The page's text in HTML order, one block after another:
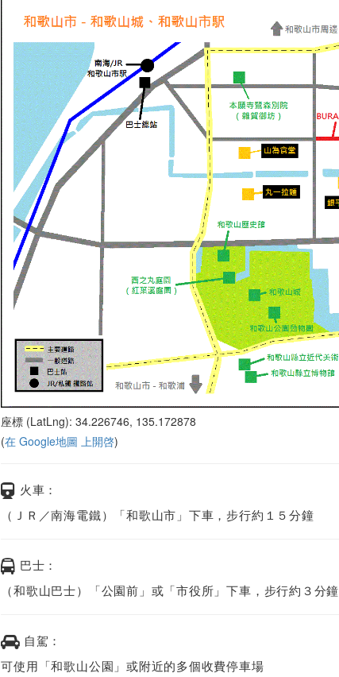
座標 (LatLng): 34.226746, 135.172878
(在 Google地圖 上開啓)
火車：
（ＪＲ／南海電鐵）「和歌山市」下車，步行約１５分鐘
巴士：
（和歌山巴士）「公園前」或「市役所」下車，步行約３分鐘
自駕：
可使用「和歌山公園」或附近的多個收費停車場